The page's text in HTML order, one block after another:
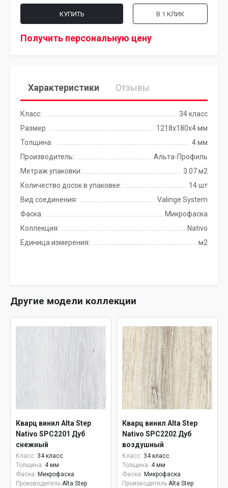
КУПИТЬ В 1 КЛИК
Получить персональную цену
Характеристики Отзывы
Класс:
34 класс
Размер:
1218x180x4 мм
Толщина:
4 мм
Производитель:
Альта-Профиль
Метраж упаковки:
3.07 м2
Количество досок в упаковке:
14 шт
Вид соединения:
Valinge System
Фаска:
Микрофаска
Коллекция:
Nativo
Единица измерения:
м2
Другие модели коллекции
Кварц винил Alta Step
Nativo SPC2201 Дуб
снежный
Класс: 34 класс
Толщина: 4 мм
Фаска: Микрофаска
Производитель Alta Step
Кварц винил Alta Step
Nativo SPC2202 Дуб
воздушный
Класс: 34 класс
Толщина: 4 мм
Фаска: Микрофаска
Производитель Alta Step